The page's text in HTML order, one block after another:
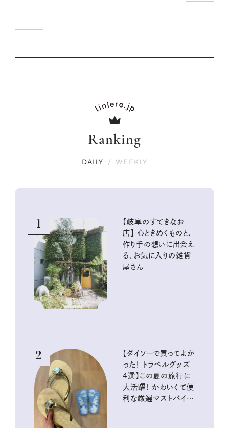
Ranking
DAILY / WEEKLY
1
【岐阜のすてきなお
店】 心ときめくものと、
作り手の想いに出会え
る、お気に入りの雑貨
屋さん
2
【ダイソーで買ってよか
った！ トラベルグッズ
4選】この夏の旅行に
大活躍！ かわいくて便
利な厳選マストバイア